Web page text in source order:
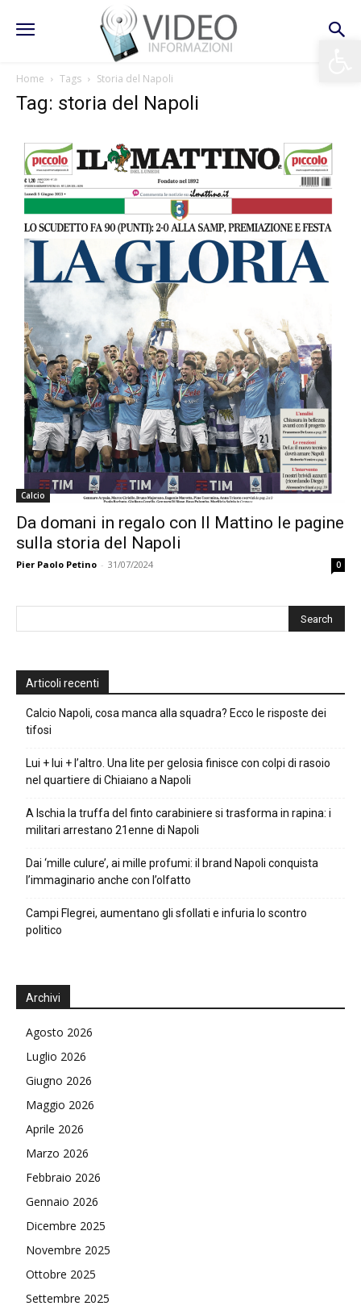
Home Tags Storia del Napoli
Tag: storia del Napoli
Calcio
Da domani in regalo con Il Mattino le pagine
sulla storia del Napoli
Pier Paolo Petino - 31/07/2024 0
Articoli recenti
Calcio Napoli, cosa manca alla squadra? Ecco le risposte dei
tifosi
Lui + lui + l’altro. Una lite per gelosia finisce con colpi di rasoio
nel quartiere di Chiaiano a Napoli
A Ischia la truffa del finto carabiniere si trasforma in rapina: i
militari arrestano 21enne di Napoli
Dai ‘mille culure’, ai mille profumi: il brand Napoli conquista
l’immaginario anche con l’olfatto
Campi Flegrei, aumentano gli sfollati e infuria lo scontro
politico
Archivi
Agosto 2026
Luglio 2026
Giugno 2026
Maggio 2026
Aprile 2026
Marzo 2026
Febbraio 2026
Gennaio 2026
Dicembre 2025
Novembre 2025
Ottobre 2025
Settembre 2025